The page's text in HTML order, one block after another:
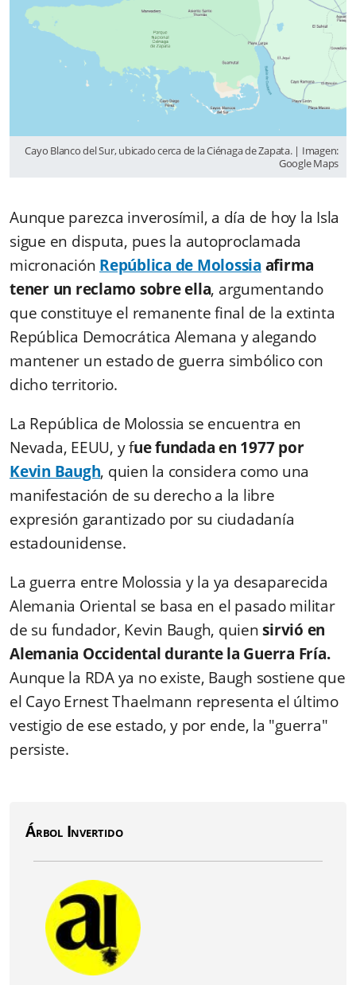
Cayo Blanco del Sur, ubicado cerca de la Ciénaga de Zapata. | Imagen:
Google Maps
Aunque parezca inverosímil, a día de hoy la Isla
sigue en disputa, pues la autoproclamada
micronación República de Molossia afirma
tener un reclamo sobre ella, argumentando
que constituye el remanente final de la extinta
República Democrática Alemana y alegando
mantener un estado de guerra simbólico con
dicho territorio.
La República de Molossia se encuentra en
Nevada, EEUU, y fue fundada en 1977 por
Kevin Baugh, quien la considera como una
manifestación de su derecho a la libre
expresión garantizado por su ciudadanía
estadounidense.
La guerra entre Molossia y la ya desaparecida
Alemania Oriental se basa en el pasado militar
de su fundador, Kevin Baugh, quiensirvió en
Alemania Occidental durante la Guerra Fría.
Aunque la RDA ya no existe, Baugh sostiene que
el Cayo Ernest Thaelmann representa el último
vestigio de ese estado, y por ende, la "guerra"
persiste.
Árbol Invertido